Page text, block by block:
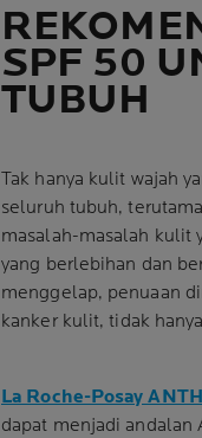
SPF 50
TUBUH
Tak hanya kulit wajah
seluruh tubuh,
masalah-masalah kulit
yang berlebihan dan
menggelap, penuaan
kanker kulit, tidak
La Roche-Posay
dapat menjadi